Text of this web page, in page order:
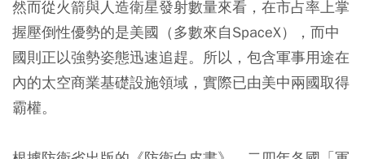
然而從火箭與人造衛星發射數量來看，在市占率上掌
握壓倒性優勢的是美國（多數來自SpaceX），而中
國則正以強勢姿態迅速追趕。所以，包含軍事用途在
內的太空商業基礎設施領域，實際已由美中兩國取得
霸權。